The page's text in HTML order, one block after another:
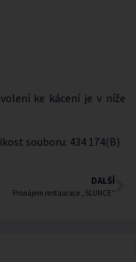
ke kácení je v níže
souboru: 434 174(B)
DALŠÍ
Pronájem restaurace „SLUNCE“